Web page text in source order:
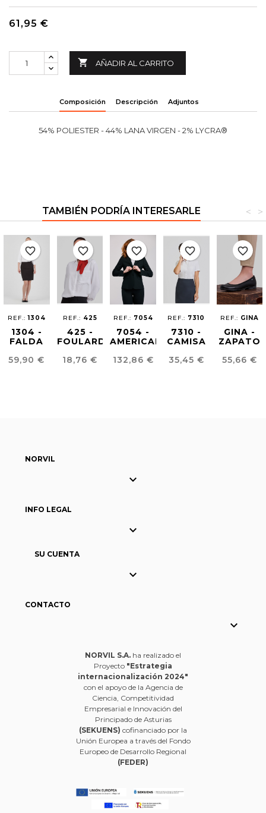
61,95 €
 AÑADIR AL CARRITO
Composición Descripción Adjuntos
54% POLIESTER - 44% LANA VIRGEN - 2% LYCRA®
TAMBIÉN PODRÍA INTERESARLE >
<
REF.:1304
1304 -
FALDA
FIT
Precio
59,90 €
favorite_border
REF.: 425
425 -
FOULARD
Precio
18,76 €
favorite_border
REF.: 7054
7054 -
AMERICANA
REGULAR
Precio
132,86 €
favorite_border
REF.: 7310
7310 -
CAMISA
MUJER
Precio
35,45 €
favorite_border
REF.: GINA
GINA -
ZAPATO
MUJER
Precio
55,66 €
favorite_border
NORVIL

INFO LEGAL

SU CUENTA

CONTACTO

NORVIL S.A. ha realizado el
Proyecto "Estrategia
internacionalización 2024"
con el apoyo de la Agencia de
Ciencia, Competitividad
Empresarial e Innovación del
Principado de Asturias
(SEKUENS) cofinanciado por la
Unión Europea a través del Fondo
Europeo de Desarrollo Regional
(FEDER)